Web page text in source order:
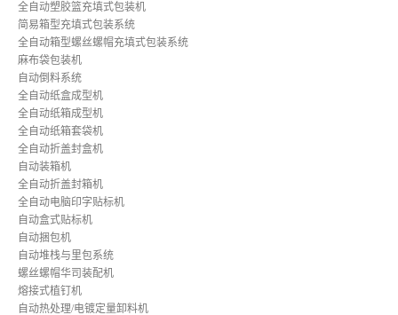
全自动塑胶篮充填式包装机
简易箱型充填式包装系统
全自动箱型螺丝螺帽充填式包装系统
麻布袋包装机
自动倒料系统
全自动纸盒成型机
全自动纸箱成型机
全自动纸箱套袋机
全自动折盖封盒机
自动装箱机
全自动折盖封箱机
全自动电脑印字贴标机
自动盒式贴标机
自动捆包机
自动堆栈与里包系统
螺丝螺帽华司装配机
熔接式植钉机
自动热处理/电镀定量卸料机